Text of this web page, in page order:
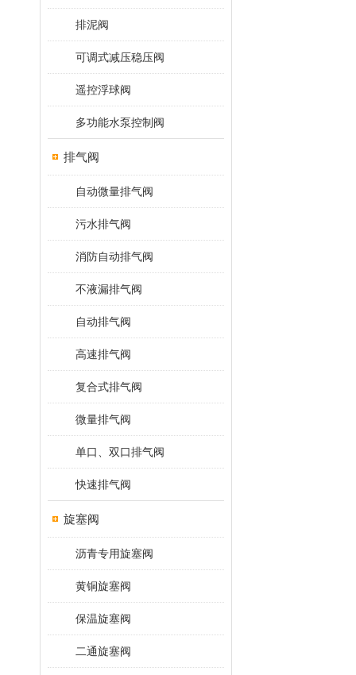
排泥阀
可调式减压稳压阀
遥控浮球阀
多功能水泵控制阀
排气阀
自动微量排气阀
污水排气阀
消防自动排气阀
不液漏排气阀
自动排气阀
高速排气阀
复合式排气阀
微量排气阀
单口、双口排气阀
快速排气阀
旋塞阀
沥青专用旋塞阀
黄铜旋塞阀
保温旋塞阀
二通旋塞阀